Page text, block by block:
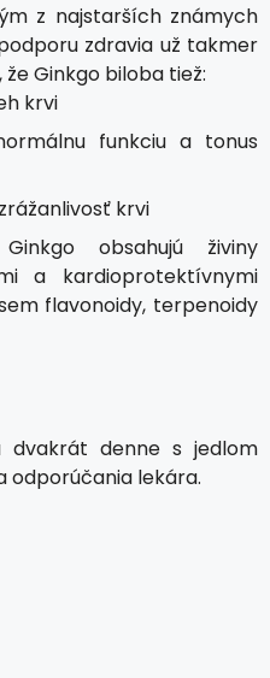
z najstarších známych
zdravia už takmer
Ginkgo biloba tiež:
krvi
funkciu a tonus
krvi
obsahujú živiny
a kardioprotektívnymi
flavonoidy, terpenoidy
dvakrát denne s jedlom
odporúčania lekára.